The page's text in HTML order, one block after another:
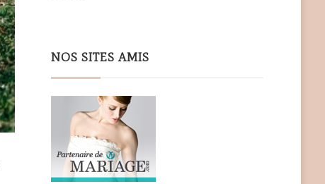
NOS SITES AMIS